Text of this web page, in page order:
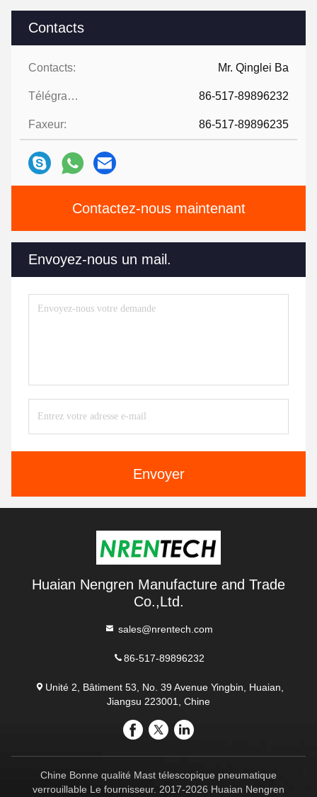
Contacts
Contacts: Mr. Qinglei Ba
Télégramme: 86-517-89896232
Faxeur: 86-517-89896235
Contactez-nous maintenant
Envoyez-nous un mail.
Envoyer
Huaian Nengren Manufacture and Trade
Co.,Ltd.
sales@nrentech.com
86-517-89896232
Unité 2, Bâtiment 53, No. 39 Avenue Yingbin, Huaian,
Jiangsu 223001, Chine
Chine Bonne qualité Mast télescopique pneumatique
verrouillable Le fournisseur. 2017-2026 Huaian Nengren